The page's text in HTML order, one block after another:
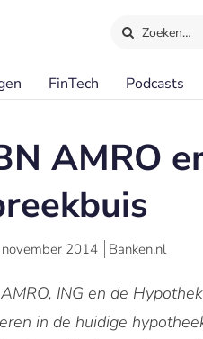
Zoeken…
FinTech Podcasts
AMRO
2014 Banken.nl
ING en de
in de huidige